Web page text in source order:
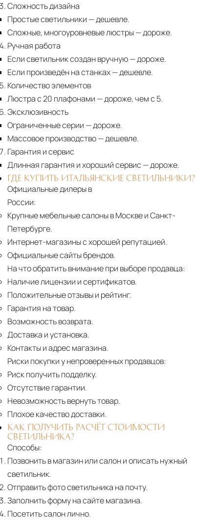
Сложность дизайна
Простые светильники — дешевле.
Сложные, многоуровневые люстры— дороже.
Ручная работа
Если светильник создан вручную— дороже.
Если произведён на станках— дешевле.
Количество элементов
Люстра с 20 плафонами — дороже, чем с 5.
Эксклюзивность
Ограниченные серии — дороже.
Массовое производство— дешевле.
Гарантия и сервис
Длинная гарантия и хороший сервис — дороже.
ГДЕ КУПИТЬ ИТАЛЬЯНСКИЕ СВЕТИЛЬНИКИ?
Официальные дилеры в
России:
Крупные мебельные салоны в Москве и Санкт-
Петербурге.
Интернет-магазины с хорошей репутацией.
Официальные сайты брендов.
На что обратить внимание при выборе продавца:
Наличие лицензии и сертификатов.
Положительные отзывы и рейтинг.
Гарантия на товар.
Возможность возврата.
Доставка и установка.
Контакты и адрес магазина.
Риски покупки у непроверенных продавцов:
Риск получить подделку.
Отсутствие гарантии.
Невозможность вернуть товар.
Плохое качество доставки.
КАК ПОЛУЧИТЬ РАСЧЁТ СТОИМОСТИ
СВЕТИЛЬНИКА?
Способы:
Позвонить в магазин или салон и описать нужный
светильник.
Отправить фото светильника на почту.
Заполнить форму на сайте магазина.
Посетить салон лично.